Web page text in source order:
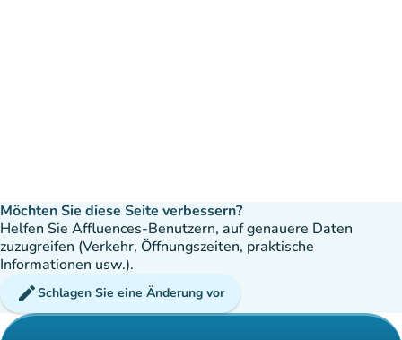
Möchten Sie diese Seite verbessern?
Helfen Sie Affluences-Benutzern, auf genauere Daten
zuzugreifen (Verkehr, Öffnungszeiten, praktische
Informationen usw.).
editSchlagen Sie eine Änderung vor